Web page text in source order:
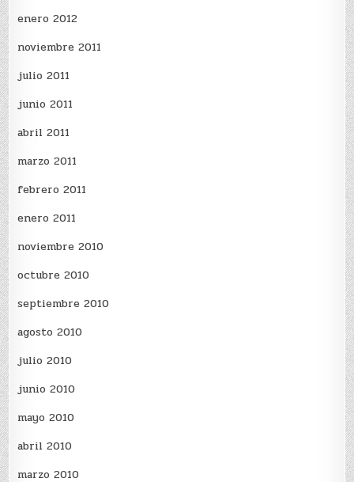
enero 2012
noviembre 2011
julio 2011
junio 2011
abril 2011
marzo 2011
febrero 2011
enero 2011
noviembre 2010
octubre 2010
septiembre 2010
agosto 2010
julio 2010
junio 2010
mayo 2010
abril 2010
marzo 2010